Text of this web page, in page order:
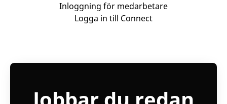
Inloggning för medarbetare
Logga in till Connect